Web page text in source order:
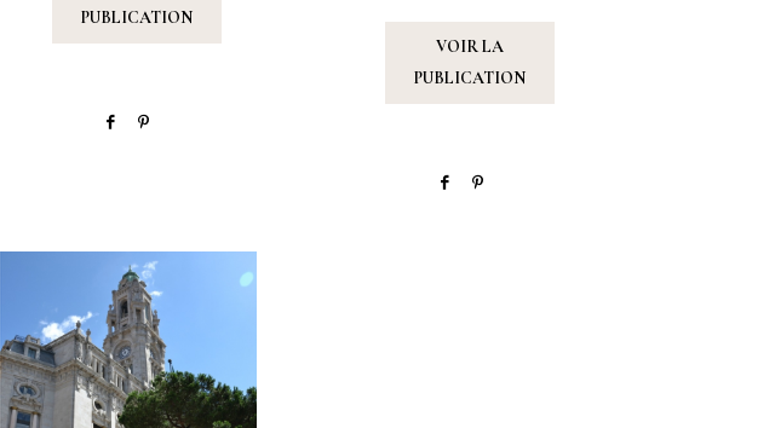
PUBLICATION
VOIR LA
PUBLICATION